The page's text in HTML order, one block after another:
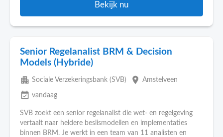
Bekijk nu
Senior Regelanalist BRM & Decision
Models (Hybride)
apartment Sociale Verzekeringsbank (SVB) place Amstelveen
event_available vandaag
SVB zoekt een senior regelanalist die wet- en regelgeving
vertaalt naar heldere beslismodellen en implementaties
binnen BRM. Je werkt in een team van 11 analisten en